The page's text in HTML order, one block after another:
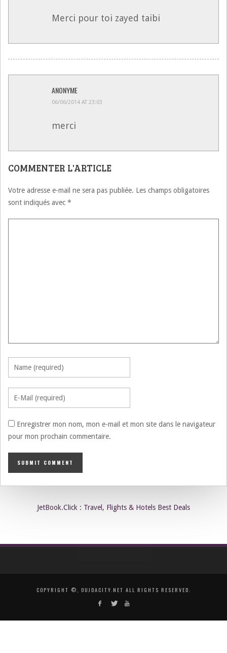
Merci pour toi zayed taibi
ANONYME
06/06/2014 AT 23:03
merci
COMMENTER L'ARTICLE
Votre adresse e-mail ne sera pas publiée. Les champs obligatoires
sont indiqués avec *
Enregistrer mon nom, mon e-mail et mon site dans le navigateur
pour mon prochain commentaire.
JetBook.Click : Travel, Flights & Hotels Best Deals
COPYRIGHT ©, OUJDACITY.NET ALL RIGHTS RESERVED.